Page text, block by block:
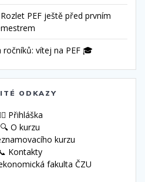
PEF ještě před prvním
ročníků: vítej na PEF 🎓
ODKAZY
Přihláška
🔍 O kurzu
kurzu
Kontakty
fakulta ČZU